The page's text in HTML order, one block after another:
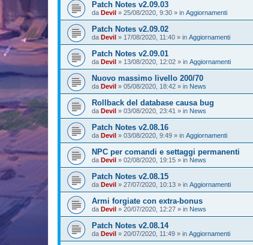
Patch Notes v2.09.03
da Devil » 25/08/2020, 9:30 » in Aggiornamenti
Patch Notes v2.09.02
da Devil » 17/08/2020, 11:40 » in Aggiornamenti
Patch Notes v2.09.01
da Devil » 13/08/2020, 12:02 » in Aggiornamenti
Nuovo massimo livello 200/70
da Devil » 05/08/2020, 18:42 » in News
Rollback del database causa bug
da Devil » 03/08/2020, 23:41 » in News
Patch Notes v2.08.16
da Devil » 03/08/2020, 9:49 » in Aggiornamenti
NPC per comandi e settaggi permanenti
da Devil » 02/08/2020, 19:15 » in News
Patch Notes v2.08.15
da Devil » 27/07/2020, 10:13 » in Aggiornamenti
Armi forgiate con extra-bonus
da Devil » 20/07/2020, 12:27 » in News
Patch Notes v2.08.14
da Devil » 20/07/2020, 11:49 » in Aggiornamenti